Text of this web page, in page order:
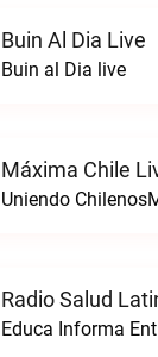
Buin Al Dia Live
Buin al Dia live
Máxima Chile
Uniendo
Radio Salud
Educa Informa